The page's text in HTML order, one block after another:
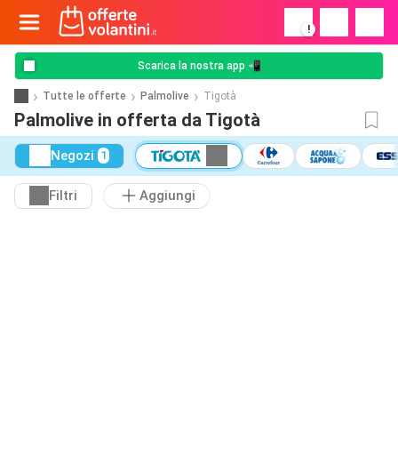
!
Scarica la nostra app 📲
Tutte le offerte Palmolive Tigotà
Palmolive in offerta da Tigotà
Negozi 1
Filtri Aggiungi